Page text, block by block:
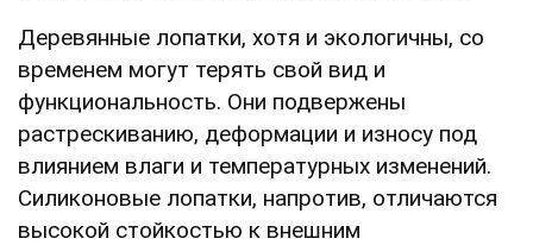
Деревянные лопатки, хотя и экологичны, со
временем могут терять свой вид и
функциональность. Они подвержены
растрескиванию, деформации и износу под
влиянием влаги и температурных изменений.
Силиконовые лопатки, напротив, отличаются
высокой стойкостью к внешним